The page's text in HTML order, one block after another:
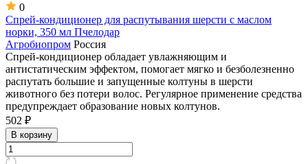
0
Спрей-кондиционер для распутывания шерсти с маслом
норки, 350 мл Пчелодар
Агробиопром Россия
Спрей-кондиционер обладает увлажняющим и
антистатическим эффектом, помогает мягко и безболезненно
распутать большие и запущенные колтуны в шерсти
животного без потери волос. Регулярное применение средства
предупреждает образование новых колтунов.
502 ₽
В корзину